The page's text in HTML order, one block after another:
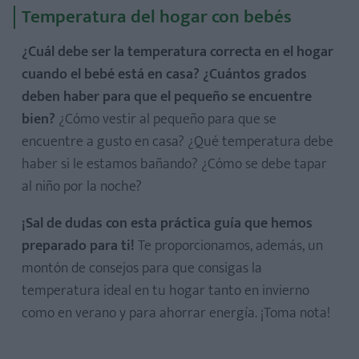
Temperatura del hogar con bebés
¿Cuál debe ser la temperatura correcta en el hogar
cuando el bebé está en casa? ¿Cuántos grados
deben haber para que el pequeño se encuentre
bien? ¿Cómo vestir al pequeño para que se
encuentre a gusto en casa? ¿Qué temperatura debe
haber si le estamos bañando? ¿Cómo se debe tapar
al niño por la noche?
¡Sal de dudas con esta práctica guía que hemos
preparado para ti!Te proporcionamos, además, un
montón de consejos para que consigas la
temperatura ideal en tu hogar tanto en invierno
como en verano y para ahorrar energía. ¡Toma nota!